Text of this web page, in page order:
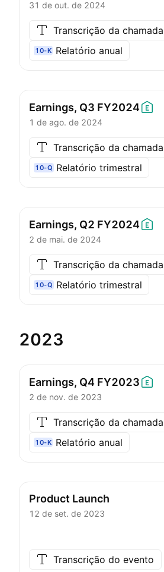
31 de out. de 2024
Transcrição da chamada
10-K Relatório anual
Earnings, Q3 FY2024
1 de ago. de 2024
Transcrição da chamada
10-Q Relatório trimestral
Earnings, Q2 FY2024
2 de mai. de 2024
Transcrição da chamada
10-Q Relatório trimestral
2023
Earnings, Q4 FY2023
2 de nov. de 2023
Transcrição da chamada
10-K Relatório anual
Product Launch
12 de set. de 2023
Transcrição do evento